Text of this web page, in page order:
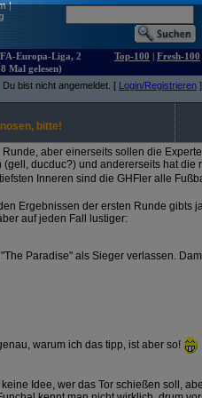
|
Europa-Liga, 2
Mal gelesen)
Top-100 | Fresh-100
Du bist nicht angemeldet. [ Login/Registrieren ]
bitte!
aber einerseits sollen die
ducduc?) und andererseits hat die
Inneren sind die GHFler alle
Ergebnissen der ersten Runde gibts
auf jeden Fall lustiger:
Paradise" als Sieger verlassen.
warum ich das tipp, ist aber so!
Idee, wer das Tor schießen soll,